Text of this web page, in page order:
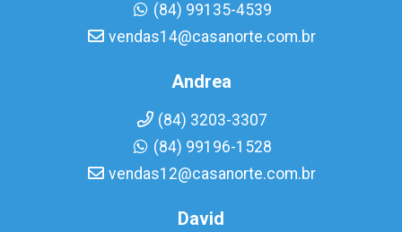
(84) 99135-4539
vendas14@casanorte.com.br
Andrea
(84) 3203-3307
(84) 99196-1528
vendas12@casanorte.com.br
David